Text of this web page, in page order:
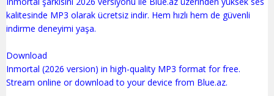
kalitesinde MP3 olarak ücretsiz indir. Hem hızlı hem de güvenli
indirme deneyimi yaşa.
Download
Inmortal (2026 version) in high-quality MP3 format for free.
Stream online or download to your device from Blue.az.